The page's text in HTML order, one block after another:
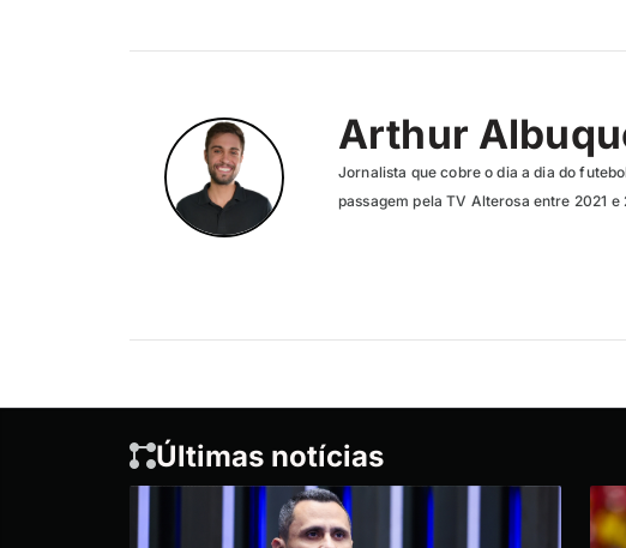
Arthur
Jornalista que cobre o dia a dia do
passagem pela TV Alterosa entre 2021 e
Últimas notícias